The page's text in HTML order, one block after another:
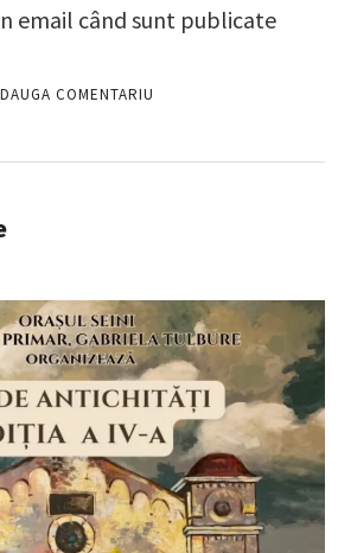
email când sunt publicate